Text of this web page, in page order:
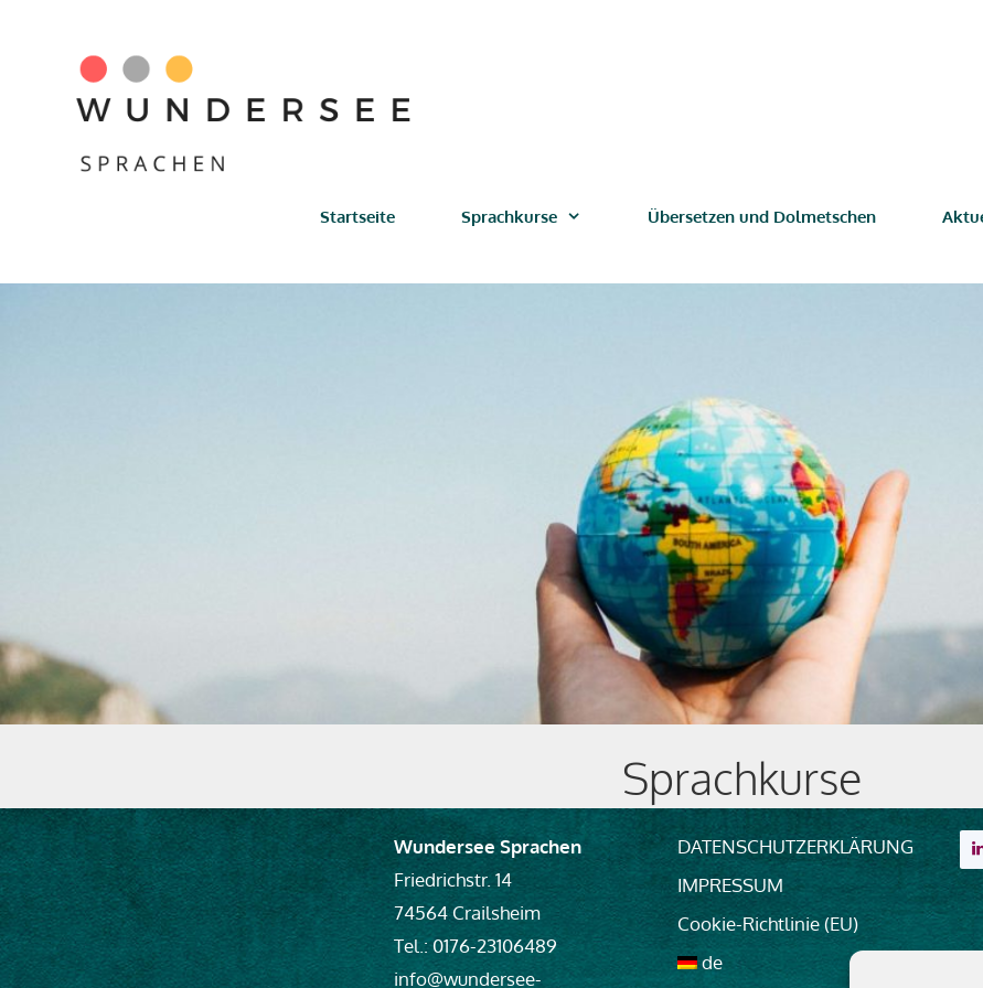
Startseite Sprachkurse Übersetzen und Dolmetschen
Sprachkurse
Wundersee Sprachen
Friedrichstr. 14
74564 Crailsheim
Tel.: 0176-23106489
info@wundersee-
DATENSCHUTZERKLÄRUNG
IMPRESSUM
Cookie-Richtlinie (EU)
de